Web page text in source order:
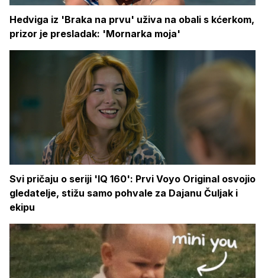
Hedviga iz 'Braka na prvu' uživa na obali s kćerkom,
prizor je presladak: 'Mornarka moja'
Svi pričaju o seriji 'IQ 160': Prvi Voyo Original osvojio
gledatelje, stižu samo pohvale za Dajanu Čuljak i
ekipu